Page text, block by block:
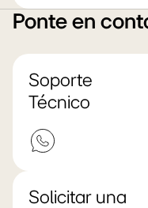
Ponte en
Soporte
Técnico
Solicitar una